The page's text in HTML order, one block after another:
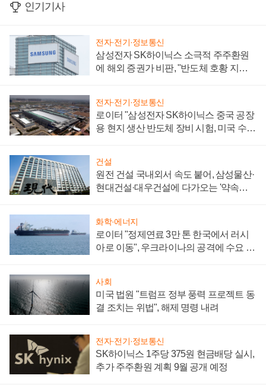
인기기사
전자·전기·정보통신
삼성전자 SK하이닉스 소극적 주주환원
에 해외 증권가 비판, "반도체 호황 지속
전자·전기·정보통신
로이터 "삼성전자 SK하이닉스 중국 공장
용 현지 생산 반도체 장비 시험, 미국 수출
건설
원전 건설 국내외서 속도 붙어, 삼성물산·
현대건설·대우건설에 다가오는 '약속의
화학·에너지
로이터 "정제연료 3만 톤 한국에서 러시
아로 이동", 우크라이나의 공격에 수요 늘
사회
미국 법원 "트럼프 정부 풍력 프로젝트 동
결 조치는 위법", 해제 명령 내려
전자·전기·정보통신
SK하이닉스 1주당 375원 현금배당 실시,
추가 주주환원 계획 9월 공개 예정